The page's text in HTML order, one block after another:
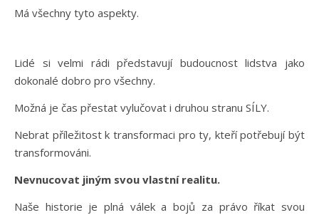
Má všechny tyto aspekty.
Lidé si velmi rádi představují budoucnost lidstva jako
dokonalé dobro pro všechny.
Možná je čas přestat vylučovat i druhou stranu SÍLY.
Nebrat příležitost k transformaci pro ty, kteří potřebují být
transformováni.
Nevnucovat jiným svou vlastní realitu.
Naše historie je plná válek a bojů za právo říkat svou